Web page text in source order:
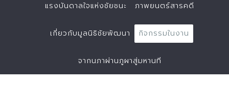
แรงบันดาลใจแห่งชัยชนะ ภาพยนตร์สารคดี
เกี่ยวกับมูลนิธิชัยพัฒนา กิจกรรมในงาน
จากนภาผ่านภูผาสู่มหานที